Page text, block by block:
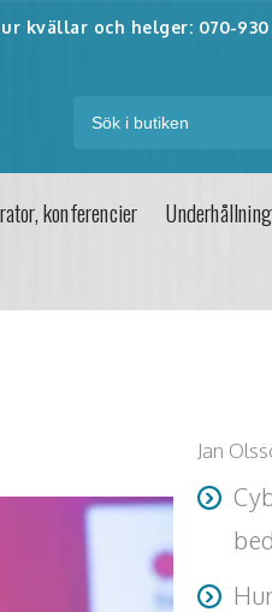
kvällar och helger: 070-930
konferencier
Jan